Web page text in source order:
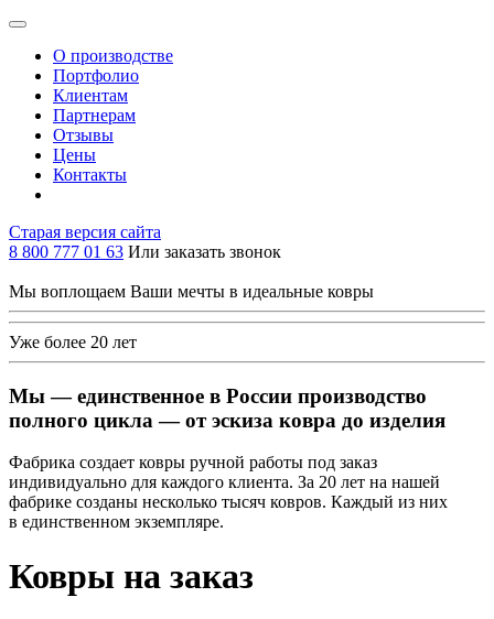
О производстве
Портфолио
Клиентам
Партнерам
Отзывы
Цены
Контакты
Старая версия сайта
8 800 777 01 63 Или заказать звонок
Мы воплощаем Ваши мечты в идеальные ковры
Уже более 20 лет
Мы — единственное в России производство
полного цикла — от эскиза ковра до изделия
Фабрика создает ковры ручной работы под заказ
индивидуально для каждого клиента. За 20 лет на нашей
фабрике созданы несколько тысяч ковров. Каждый из них
в единственном экземпляре.
Ковры на заказ